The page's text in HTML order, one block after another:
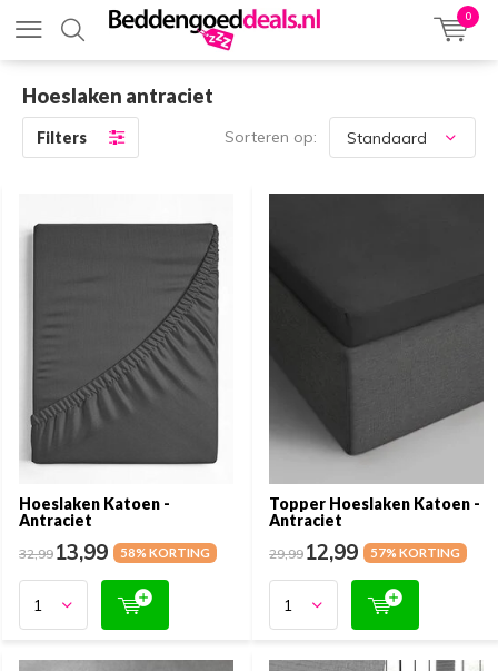
0
Hoeslaken antraciet
Filters Sorteren op:
Hoeslaken Katoen -
Antraciet
32,9913,99 58% KORTING
Topper Hoeslaken Katoen -
Antraciet
29,9912,99 57% KORTING